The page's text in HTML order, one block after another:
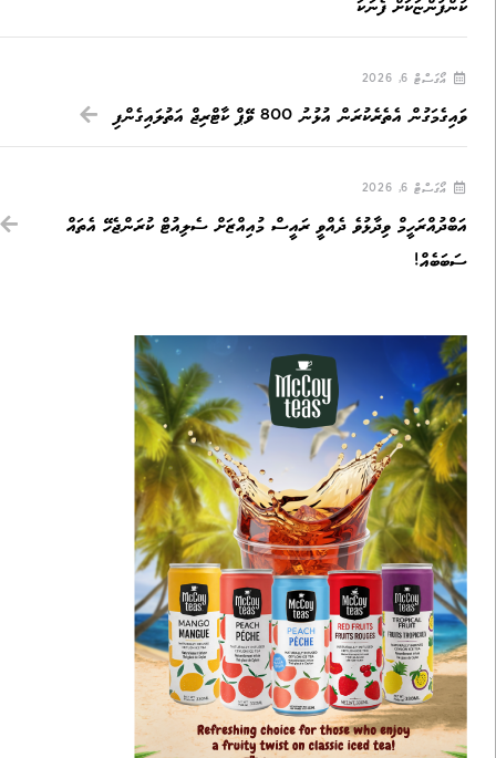
ކުންފުންޏަކަށް ފެނަކަ
އޯގަސްޓް 6, 2026
ވައިގެމަގުން އެތެރެކުރަން އުޅުނު 800 ވޭޕް ކާޓްރިޖް އަތުލައިގެންފި
އޯގަސްޓް 6, 2026
އަބްދުއްރަހީމް ވިދާޅުވެ ދެއްވީ ރައީސް މުއިއްޒަށް ސެލިއުޓް ކުރަންޖެހޭ އެތައް
ސަބަބެއް!